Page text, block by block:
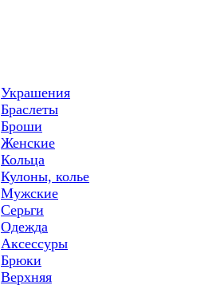
Украшения
Браслеты
Броши
Женские
Кольца
Кулоны, колье
Мужские
Серьги
Одежда
Аксессуры
Брюки
Верхняя